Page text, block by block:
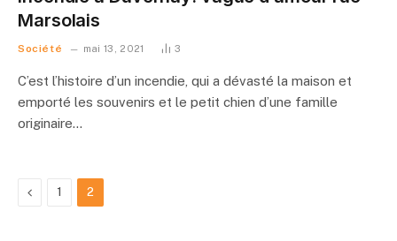
Marsolais
Société mai 13, 2021 3
C’est l’histoire d’un incendie, qui a dévasté la maison et
emporté les souvenirs et le petit chien d’une famille
originaire…
Précédent
1 2